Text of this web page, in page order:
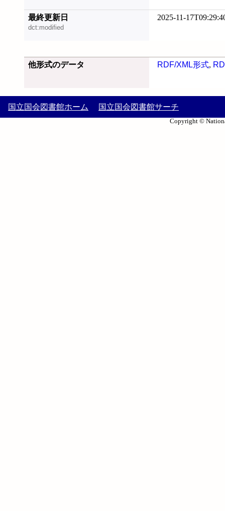
最終更新日
dct:modified
2025-11-
他形式のデータ RDF/XML形式,
国立国会図書館ホーム 国立国会図書館サーチ
Copyright ©